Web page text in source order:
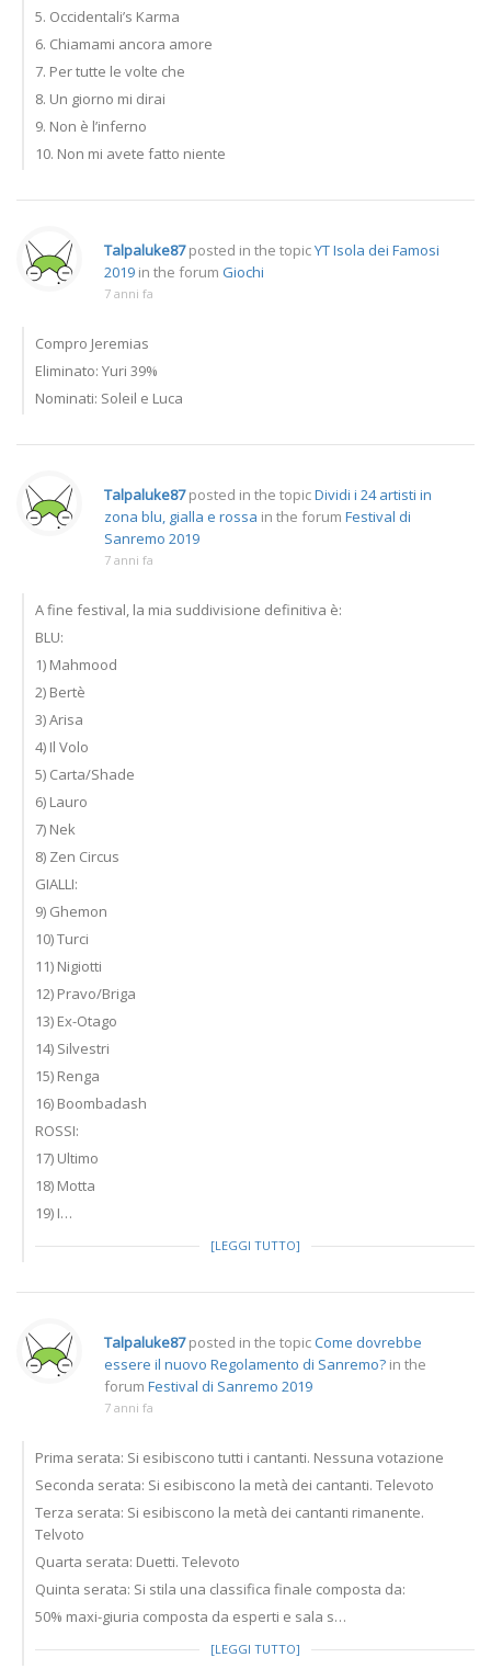
5. Occidentali’s Karma
6. Chiamami ancora amore
7. Per tutte le volte che
8. Un giorno mi dirai
9. Non è l’inferno
10. Non mi avete fatto niente
Talpaluke87posted in the topicYT Isola dei Famosi
2019 in the forum Giochi
7 anni fa
Compro Jeremias
Eliminato: Yuri 39%
Nominati: Soleil e Luca
Talpaluke87posted in the topicDividi i 24 artisti in
zona blu, gialla e rossa in the forum Festival di
Sanremo 2019
7 anni fa
A fine festival, la mia suddivisione definitiva è:
BLU:
1) Mahmood
2) Bertè
3) Arisa
4) Il Volo
5) Carta/Shade
6) Lauro
7) Nek
8) Zen Circus
GIALLI:
9) Ghemon
10) Turci
11) Nigiotti
12) Pravo/Briga
13) Ex-Otago
14) Silvestri
15) Renga
16) Boombadash
ROSSI:
17) Ultimo
18) Motta
19) I…
[LEGGI TUTTO]
Talpaluke87posted in the topicCome dovrebbe
essere il nuovo Regolamento di Sanremo? in the
forum Festival di Sanremo 2019
7 anni fa
Prima serata: Si esibiscono tutti i cantanti. Nessuna votazione
Seconda serata: Si esibiscono la metà dei cantanti. Televoto
Terza serata: Si esibiscono la metà dei cantanti rimanente.
Telvoto
Quarta serata: Duetti. Televoto
Quinta serata: Si stila una classifica finale composta da:
50% maxi-giuria composta da esperti e sala s…
[LEGGI TUTTO]